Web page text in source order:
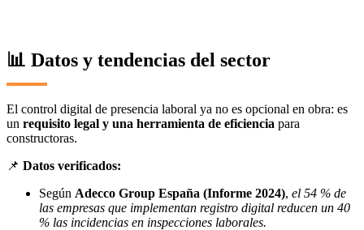
📊 Datos y tendencias del sector
El control digital de presencia laboral ya no es opcional en obra: es
un requisito legal y una herramienta de eficiencia para
constructoras.
📌 Datos verificados:
Según Adecco Group España (Informe 2024), el 54 % de
las empresas que implementan registro digital reducen un 40
% las incidencias en inspecciones laborales.